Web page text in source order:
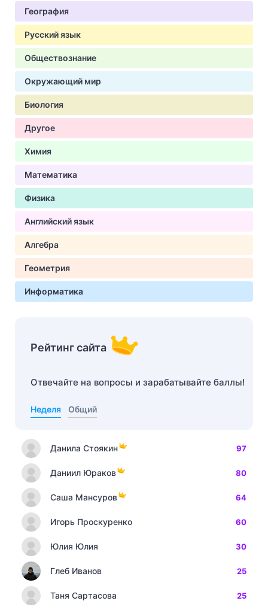
География
Русский язык
Обществознание
Окружающий мир
Биология
Другое
Химия
Математика
Физика
Английский язык
Алгебра
Геометрия
Информатика
Рейтинг сайта
Отвечайте на вопросы и зарабатывайте баллы!
Неделя Общий
Данила Стоякин 97
Даниил Юраков 80
Саша Мансуров 64
Игорь Проскуренко 60
Юлия Юлия 30
Глеб Иванов 25
Таня Сартасова 25